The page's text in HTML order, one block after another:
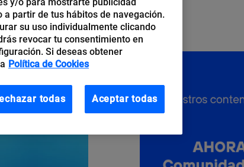
partir de tus hábitos de navegación.
su uso individualmente clicando
revocar tu consentimiento en
Si deseas obtener
Política de Cookies
todas Aceptar todas